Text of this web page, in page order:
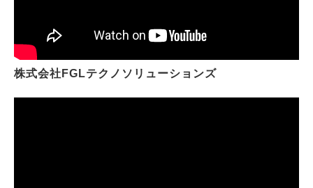
株式会社FGLテクノソリューションズ